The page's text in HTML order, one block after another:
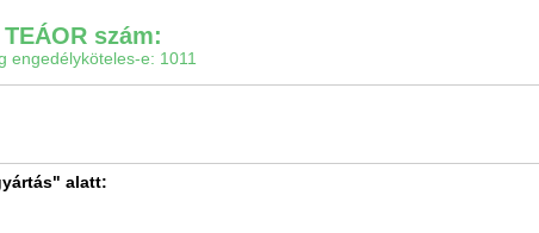
szám:
engedélyköteles-e: 1011
alatt: